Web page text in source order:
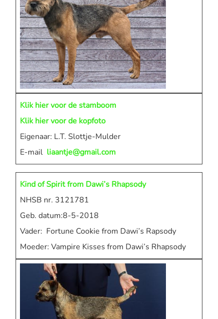
Klik hier voor de stamboom
Klik hier voor de kopfoto
Eigenaar: L.T. Slottje-Mulder
E-mail liaantje@gmail.com
Kind of Spirit from Dawi’s Rhapsody
NHSB nr. 3121781
Geb. datum:8-5-2018
Vader: Fortune Cookie from Dawi’s Rapsody
Moeder: Vampire Kisses from Dawi’s Rhapsody